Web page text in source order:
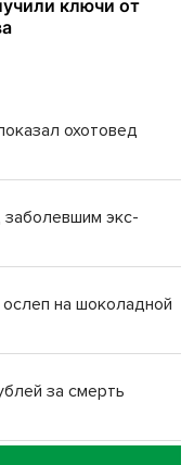
охотовед
экс-
на шоколадной
за смерть